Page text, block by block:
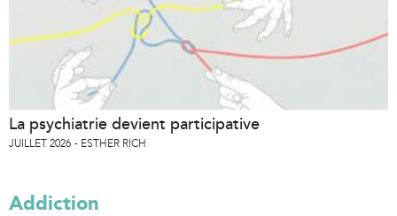
La psychiatrie devient participative
JUILLET 2026 ESTHER RICH
Addiction